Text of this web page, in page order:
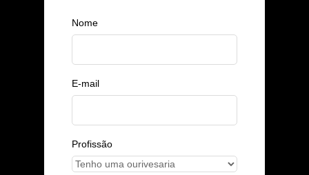
Nome
E-mail
Profissão